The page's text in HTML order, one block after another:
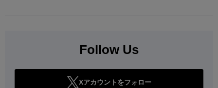
Follow Us
Xアカウントをフォロー